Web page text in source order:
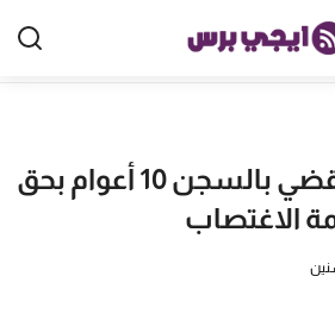
محكمة نيبالية تقضي بالسجن 10 أعوام بحق
الاغتصاب